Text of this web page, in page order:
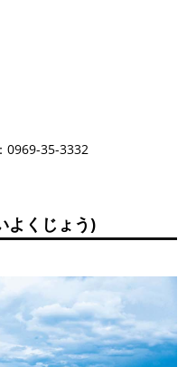
0969-35-3332
よくじょう)